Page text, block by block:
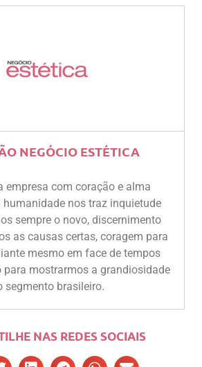
NEGÓCIO ESTÉTICA
empresa com coração e alma
humanidade nos traz inquietude
sempre o novo, discernimento
as causas certas, coragem para
mesmo em face de tempos
para mostrarmos a grandiosidade
segmento brasileiro.
NAS REDES SOCIAIS